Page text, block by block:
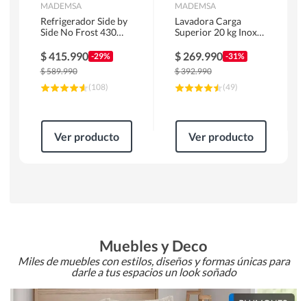
MADEMSA
Refrigerador Side by
Side No Frost 430
MAS430B
$415.990 -29%
$589.990
(108)
Ver producto
MADEMSA
Lavadora Carga
Superior 20 kg Inox
$ 269.990 -31%
$392.990
(49)
Ver producto
Muebles y Deco
Miles de muebles con estilos, diseños y formas únicas para
darle a tus espacios un look soñado